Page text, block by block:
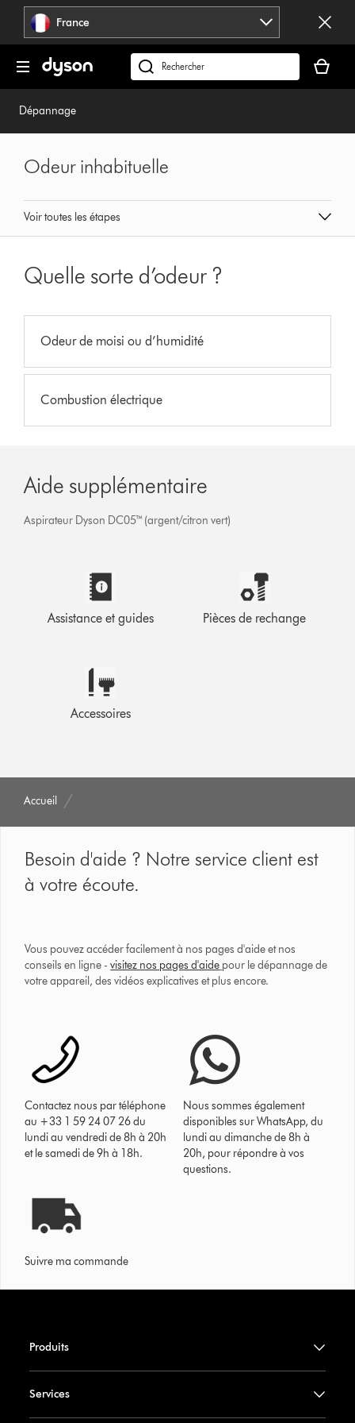
Sauter
pages
France
Rechercher
des
panier
est
Dépannage
Voir toutes les étapes
Odeur inhabituelle
Quelle sorte d’odeur ?
Odeur de moisi ou d’humidité
Combustion électrique
Aide supplémentaire
Aspirateur Dyson DC05™ (argent/citron vert)
Assistance et guides Pièces de rechange
Accessoires
Accueil
Besoin d'aide ? Notre service client est
à votre écoute.
Vous pouvez accéder facilement à nos pages d'aide et nos
conseils en ligne -visitez nos pages d'aide pour le dépannage de
votre appareil, des vidéos explicatives et plus encore.
Contactez nous par téléphone
au +33 1 59 24 07 26 du
lundi au vendredi de 8h à 20h
et le samedi de 9h à 18h.
Nous sommes également
disponibles sur WhatsApp, du
lundi au dimanche de 8h à
20h, pour répondre à vos
questions.
Suivre ma commande
Produits
Services